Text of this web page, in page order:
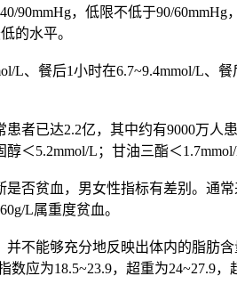
，低限不低于90/60mmHg
的水平。
、餐后1小时在6.7~9.4mmol/L、
已达2.2亿，其中约有9000万人
＜5.2mmol/L；甘油三酯＜
贫血，男女性指标有差别。通常
L属重度贫血。
能够充分地反映出体内的脂肪含
数应为18.5~23.9，超重为24~27.9